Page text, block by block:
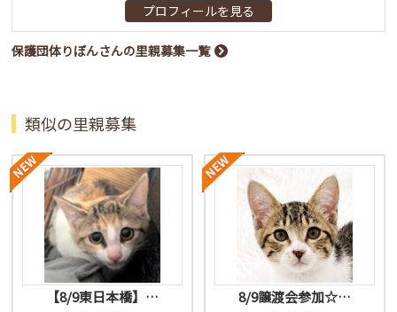
プロフィールを見る
保護団体りぼんさんの里親募集一覧
類似の里親募集
【8/9東日本橋】… 8/9譲渡会参加☆…